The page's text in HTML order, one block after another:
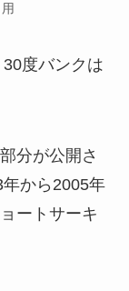
度バンクは
分が公開さ
から2005年
ートサーキ